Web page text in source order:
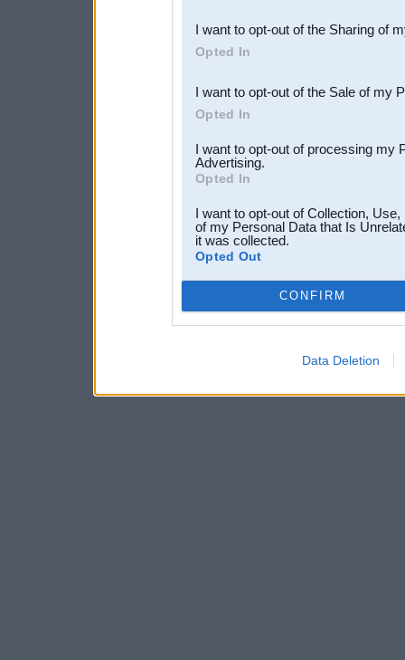
Downstream Participants
third parties.
I want to opt-out of the Sharing of
Opted In
I want to opt-out of the Sale of my
Opted In
I want to opt-out of processing my
Advertising.
Opted In
I want to opt-out of Collection,
of my Personal Data that Is
it was collected.
Opted Out
CONFIRM
Data Deletion